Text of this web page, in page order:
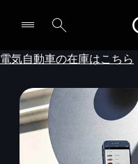
電気自動車の在庫はこちら